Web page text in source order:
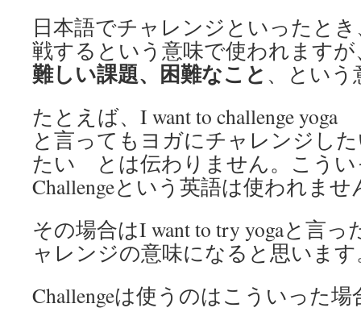
日本語でチャレンジといったと
戦するという意味で使われますが
難しい課題、困難なこと 、という
たとえば、I want to challenge yoga
と言ってもヨガにチャレンジし
たい とは伝わりません。こうい
Challengeという英語は使われませ
その場合はI want to try yogaと言
ャレンジの意味になると思います
Challengeは使うのはこういった